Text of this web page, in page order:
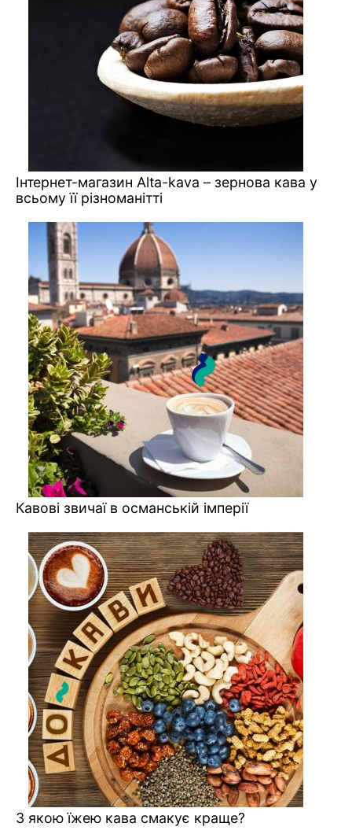
Інтернет-магазин Alta-kava – зернова кава у
всьому її різноманітті
Кавові звичаї в османській імперії
З якою їжею кава смакує краще?